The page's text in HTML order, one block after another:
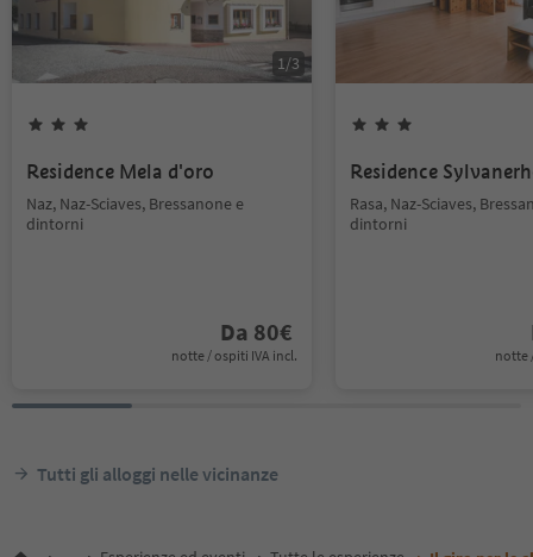
1/3
Residence Mela d'oro
Naz, Naz-Sciaves, Bressanone e
dintorni
Da 80€
notte / ospiti IVA incl.
Residence
Rasa, Naz-Sciaves,
dintorni
notte
Tutti gli alloggi nelle vicinanze